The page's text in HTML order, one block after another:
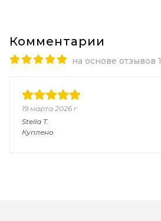
Комментарии
на основе отзывов 1
19 марта 2026 г.
Stella T.
Куплено